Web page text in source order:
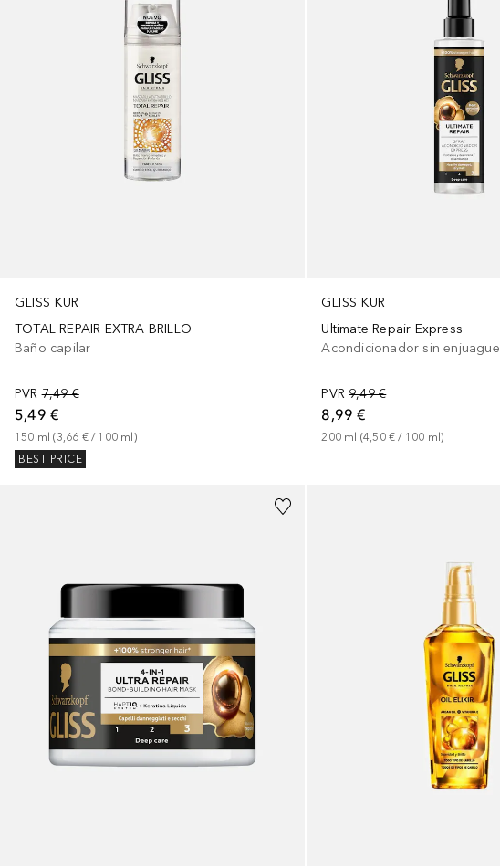
GLISS KUR
TOTAL REPAIR EXTRA BRILLO
Baño capilar
PVR 7,49 €
5,49 €
150 ml (3,66 € / 100 ml)
BEST PRICE
GLISS KUR
Ultimate Repair Express
Acondicionador sin enjuague
PVR 9,49 €
8,99 €
200 ml (4,50 € / 100 ml)